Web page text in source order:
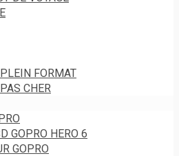
FORMAT
CHER
GOPRO HERO 6
GOPRO